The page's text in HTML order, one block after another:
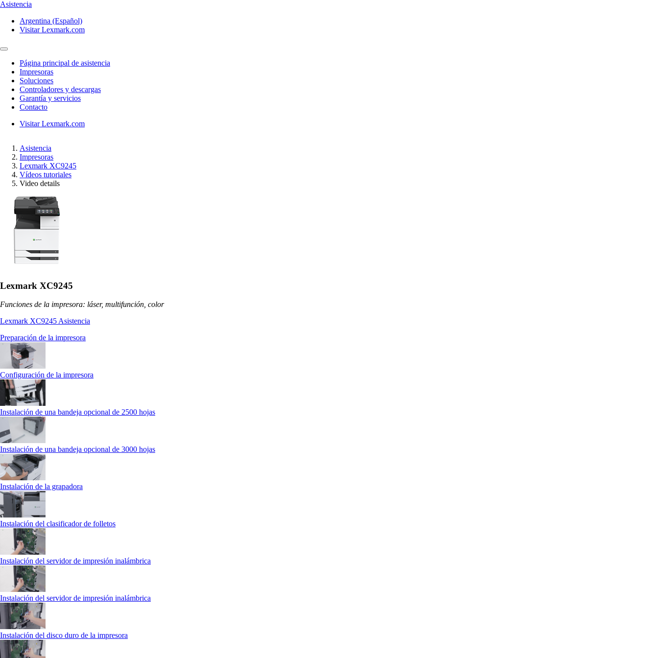
Asistencia
Argentina (Español)
Visitar Lexmark.com
Página principal de asistencia
Impresoras
Soluciones
Controladores y descargas
Garantía y servicios
Contacto
Visitar Lexmark.com
Asistencia
Impresoras
Lexmark XC9245
Vídeos tutoriales
Video details
Lexmark XC9245
Funciones de la impresora: láser, multifunción, color
Lexmark XC9245 Asistencia
Preparación de la impresora
Configuración de la impresora
Instalación de una bandeja opcional de 2500 hojas
Instalación de una bandeja opcional de 3000 hojas
Instalación de la grapadora
Instalación del clasificador de folletos
Instalación del servidor de impresión inalámbrica
Instalación del servidor de impresión inalámbrica
Instalación del disco duro de la impresora